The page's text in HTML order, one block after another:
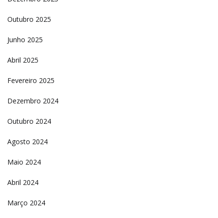
Outubro 2025
Junho 2025
Abril 2025
Fevereiro 2025
Dezembro 2024
Outubro 2024
Agosto 2024
Maio 2024
Abril 2024
Março 2024